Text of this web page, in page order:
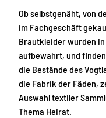
Ob selbstgenäht, von
im Fachgeschäft
Brautkleider wurden
aufbewahrt, und
die Bestände des
die Fabrik der Fäden,
Auswahl textiler
Thema Heirat.